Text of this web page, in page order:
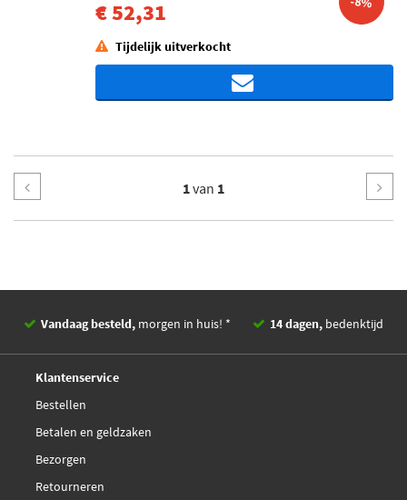
€ 52,31
Tijdelijk uitverkocht
1van 1
Vandaag besteld, morgen in huis! * 14 dagen, bedenktijd
Klantenservice
Bestellen
Betalen en geldzaken
Bezorgen
Retourneren